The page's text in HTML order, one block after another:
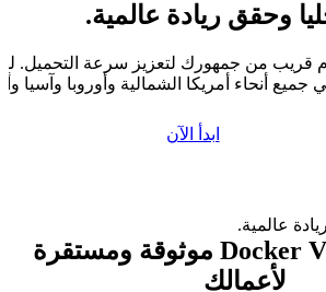
وحقق ريادة عالمية.
قريب من جمهورك لتعزيز سرعة التحميل.
جميع أنحاء أمريكا الشمالية وأوروبا وآسيا
ابدأ الآن
استضافة Docker VPS موثوقة ومستقرة
لأعمالك